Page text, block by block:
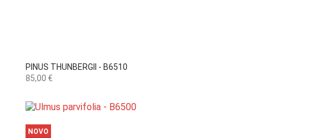
PINUS THUNBERGII - B6510
Preço
85,00 €
 Vista rápida
NOVO